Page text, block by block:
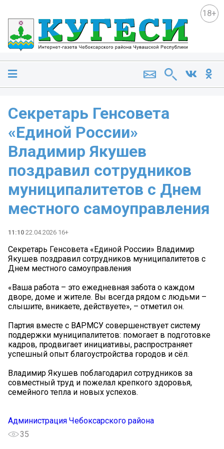
18+
Секретарь Генсовета
«Единой России»
Владимир Якушев
поздравил сотрудников
муниципалитетов с Днем
местного самоуправления
11:10 22.04.2026 16+
Секретарь Генсовета «Единой России» Владимир
Якушев поздравил сотрудников муниципалитетов с
Днем местного самоуправления
«Ваша работа – это ежедневная забота о каждом
дворе, доме и жителе. Вы всегда рядом с людьми –
слышите, вникаете, действуете», – отметил он.
Партия вместе с ВАРМСУ совершенствует систему
поддержки муниципалитетов: помогает в подготовке
кадров, продвигает инициативы, распространяет
успешный опыт благоустройства городов и сёл.
Владимир Якушев поблагодарил сотрудников за
совместный труд и пожелал крепкого здоровья,
семейного тепла и новых успехов.
Администрация Чебоксарского района
35